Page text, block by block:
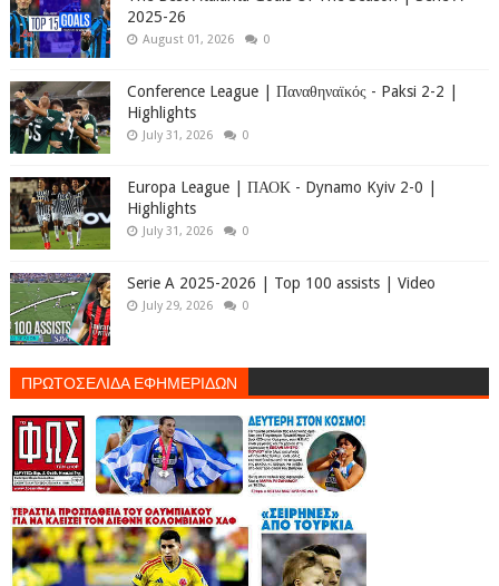
2025-26
August 01, 2026 0
Conference League | Παναθηναϊκός - Paksi 2-2 |
Highlights
July 31, 2026 0
Europa League | ΠΑΟΚ - Dynamo Kyiv 2-0 |
Highlights
July 31, 2026 0
Serie A 2025-2026 | Top 100 assists | Video
July 29, 2026 0
ΠΡΩΤΟΣΕΛΙΔΑ ΕΦΗΜΕΡΙΔΩΝ